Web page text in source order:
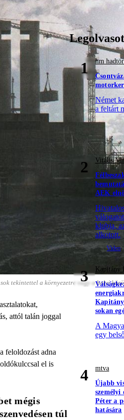
tekintettel a környezetre vagy a helyi
attól talán joggal
feloldozást adna
el is
mégis
túl
1
hm
Német
a feltárt
2
Vitális
AEK
klubja,
alkotott.
3
Kapitány
sokan
A
egy
4
mtva
Újabb
Péter a
hatására